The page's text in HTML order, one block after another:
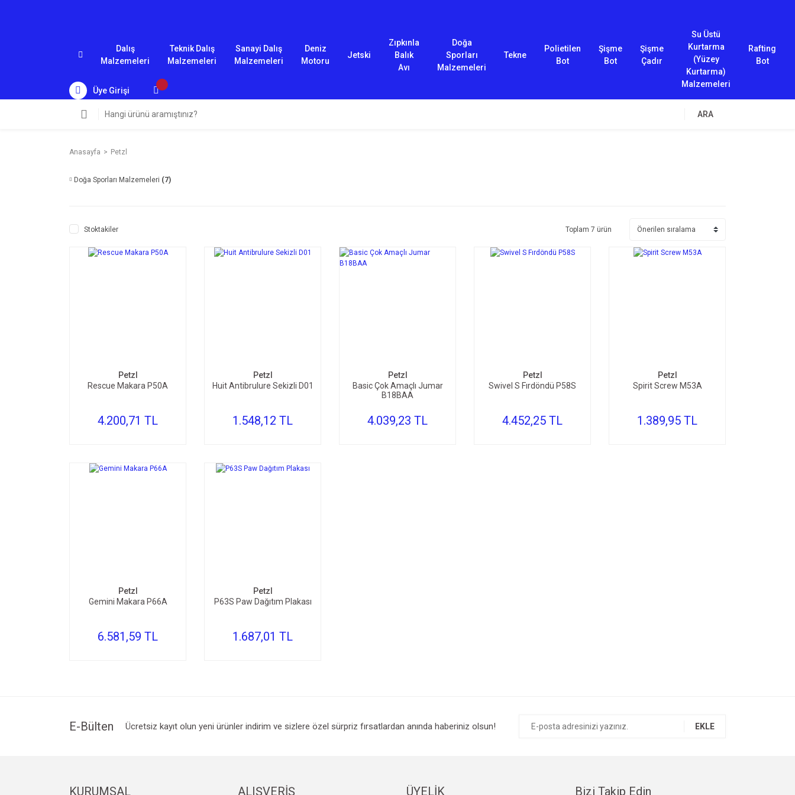
Dalış
Malzemeleri
Teknik Dalış
Malzemeleri
Sanayi Dalış
Malzemeleri
Deniz
Motoru
Jetski
Zıpkınla
Balık
Avı
Doğa
Sporları
Malzemeleri
Tekne
Polietilen
Bot
Şişme
Bot
Şişme
Çadır
Su Üstü
Kurtarma
(Yüzey
Kurtarma)
Malzemeleri
Rafting
Bot
Üye Girişi
ARA
Anasayfa Petzl
Doğa Sporları Malzemeleri (7)
Stoktakiler Toplam 7 ürün
Petzl
Rescue Makara P50A
4.200,71 TL
Petzl
Huit Antibrulure Sekizli D01
1.548,12 TL
Petzl
Basic Çok Amaçlı Jumar
B18BAA
4.039,23 TL
Petzl
Swivel S Fırdöndü P58S
4.452,25 TL
Petzl
Spirit Screw M53A
1.389,95 TL
Petzl
Gemini Makara P66A
6.581,59 TL
Petzl
P63S Paw Dağıtım Plakası
1.687,01 TL
E-Bülten Ücretsiz kayıt olun yeni ürünler indirim ve sizlere özel sürpriz fırsatlardan anında haberiniz olsun! EKLE
KURUMSAL ALIŞVERİŞ ÜYELİK Bizi Takip Edin